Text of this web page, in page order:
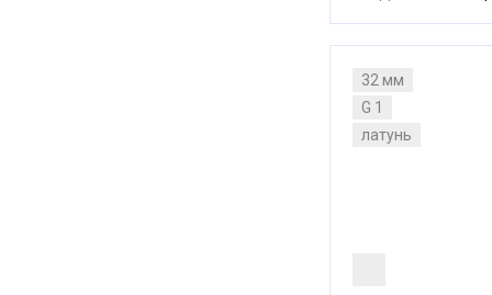
32 мм
G 1
латунь